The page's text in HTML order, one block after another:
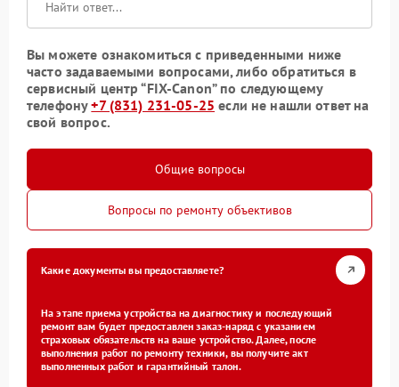
Вы можете ознакомиться с приведенными ниже
часто задаваемыми вопросами, либо обратиться в
сервисный центр “FIX-Canon” по следующему
телефону+7 (831) 231-05-25 если не нашли ответ на
свой вопрос.
Общие вопросы
Вопросы по ремонту объективов
Какие документы вы предоставляете?
На этапе приема устройства на диагностику и последующий
ремонт вам будет предоставлен заказ-наряд с указанием
страховых обязательств на ваше устройство. Далее, после
выполнения работ по ремонту техники, вы получите акт
выполненных работ и гарантийный талон.